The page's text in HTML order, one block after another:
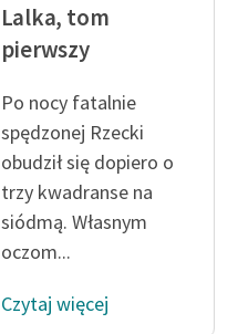
Lalka, tom
pierwszy
Po nocy fatalnie
spędzonej Rzecki
obudził się dopiero o
trzy kwadranse na
siódmą. Własnym
oczom...
Czytaj więcej